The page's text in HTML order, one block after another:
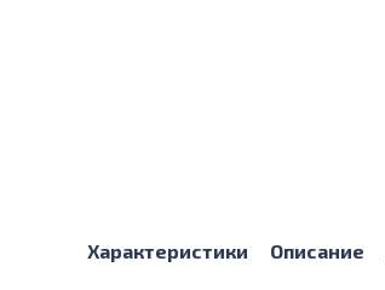
Характеристики Описание